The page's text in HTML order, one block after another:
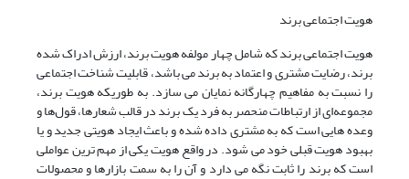
هویت اجتماعی برند
هویت اجتماعی برند که شامل چهار مولفه هویت برند، ارزش ادراک شده
برند، رضایت مشتری و اعتماد به برند می باشد، قابلیت شناخت اجتماعی
را نسبت به مفاهیم چهارگانه نمایان می سازد. به طوریکه هویت برند،
مجموعه‌ای از ارتباطات منحصر به فرد یک برند در قالب شعارها، قول‌ها و
وعده هایی است که به مشتری داده شده و باعث ایجاد هویتی جدید و یا
بهبود هویت قبلی خود می شود. در واقع هویت یکی از مهم ترین عواملی
است که برند را ثابت نگه می دارد و آن را به سمت بازارها و محصولات